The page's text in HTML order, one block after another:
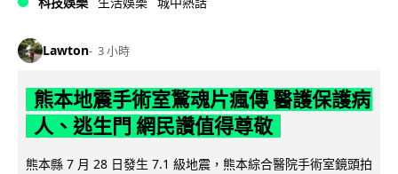
Lawton 3 小時
熊本地震手術室驚魂片瘋傳 醫護保護病
人、逃生門 網民讚值得尊敬
熊本縣 7 月 28 日發生 7.1 級地震，熊本綜合醫院手術室鏡頭拍